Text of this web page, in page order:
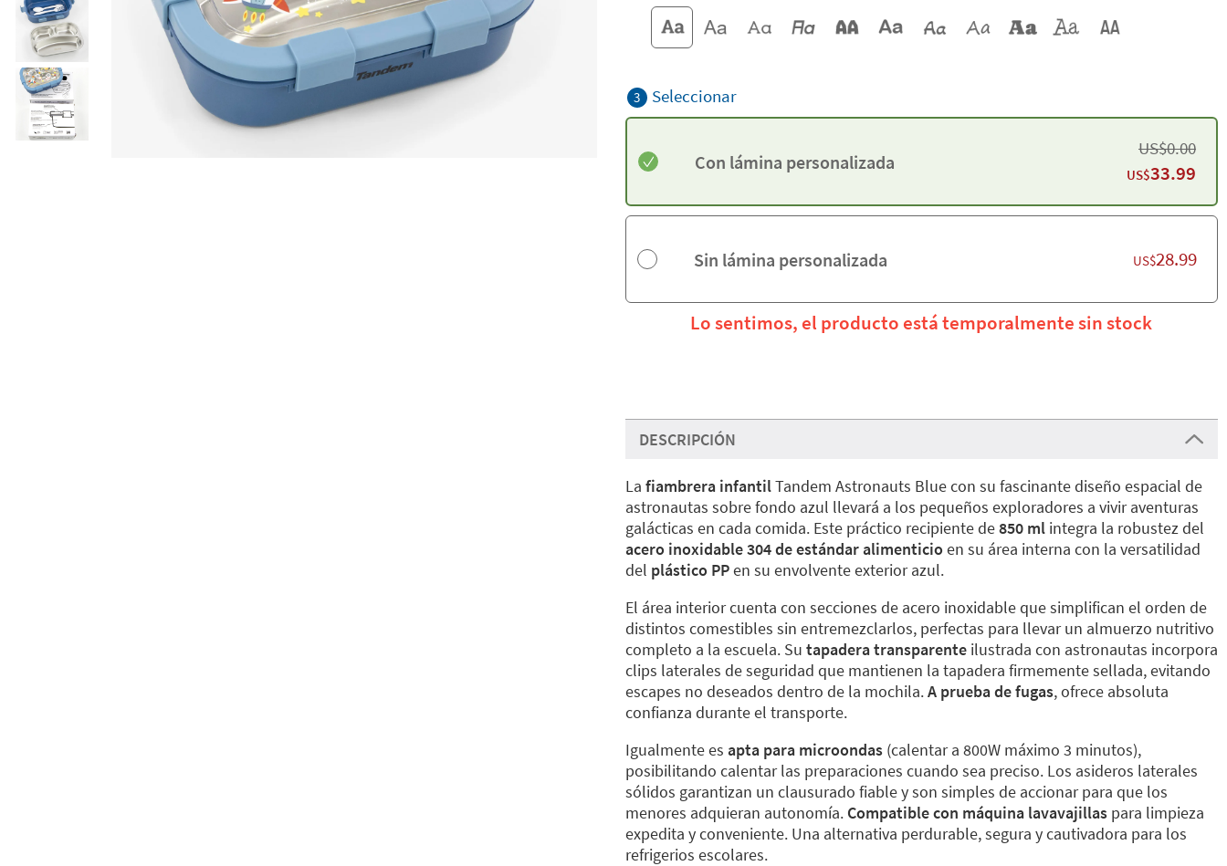
3 Seleccionar
Con lámina personalizada
US$0.00
US$33.99
Sin lámina personalizada US$28.99
Lo sentimos, el producto está temporalmente sin stock
DESCRIPCIÓN
La fiambrera infantilTandem Astronauts Blue con su fascinante diseño espacial de
astronautas sobre fondo azul llevará a los pequeños exploradores a vivir aventuras
galácticas en cada comida. Este práctico recipiente de850 mlintegra la robustez del
acero inoxidable 304 de estándar alimenticioen su área interna con la versatilidad
del plástico PPen su envolvente exterior azul.
El área interior cuenta con secciones de acero inoxidable que simplifican el orden de
distintos comestibles sin entremezclarlos, perfectas para llevar un almuerzo nutritivo
completo a la escuela. Su tapadera transparenteilustrada con astronautas incorpora
clips laterales de seguridad que mantienen la tapadera firmemente sellada, evitando
escapes no deseados dentro de la mochila.A prueba de fugas, ofrece absoluta
confianza durante el transporte.
Igualmente es apta para microondas(calentar a 800W máximo 3 minutos),
posibilitando calentar las preparaciones cuando sea preciso. Los asideros laterales
sólidos garantizan un clausurado fiable y son simples de accionar para que los
menores adquieran autonomía. Compatible con máquina lavavajillaspara limpieza
expedita y conveniente. Una alternativa perdurable, segura y cautivadora para los
refrigerios escolares.